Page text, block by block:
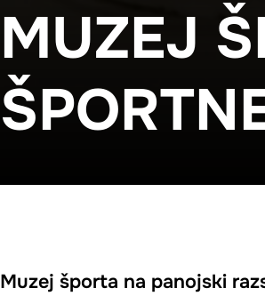
MUZEJ
Muzej športa na panojski